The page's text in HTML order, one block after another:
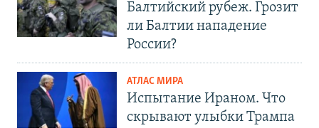
Балтийский рубеж. Грозит
ли Балтии нападение
России?
АТЛАС МИРА
Испытание Ираном. Что
скрывают улыбки Трампа